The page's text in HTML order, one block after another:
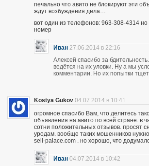
печально что авито не блокируют эти
ждут возбуждения дела…
вот один из телефонов: 963-308-4314
номер
Иван 27.06.2014 в 22:16
Алексей спасибо за
ведётся на их уловки. Ну а мы
комментарии. Но их попытки
Kostya Gukov 04.07.2014 в 10:41
огромное спасибо Вам, что делитесь
объявления на авито по всей стране. в
сотни положительных отзывов. просят
уродам. вообще таких мошенников
sell-palace.com . но хорошо, что
Иван 04.07.2014 в 10:42